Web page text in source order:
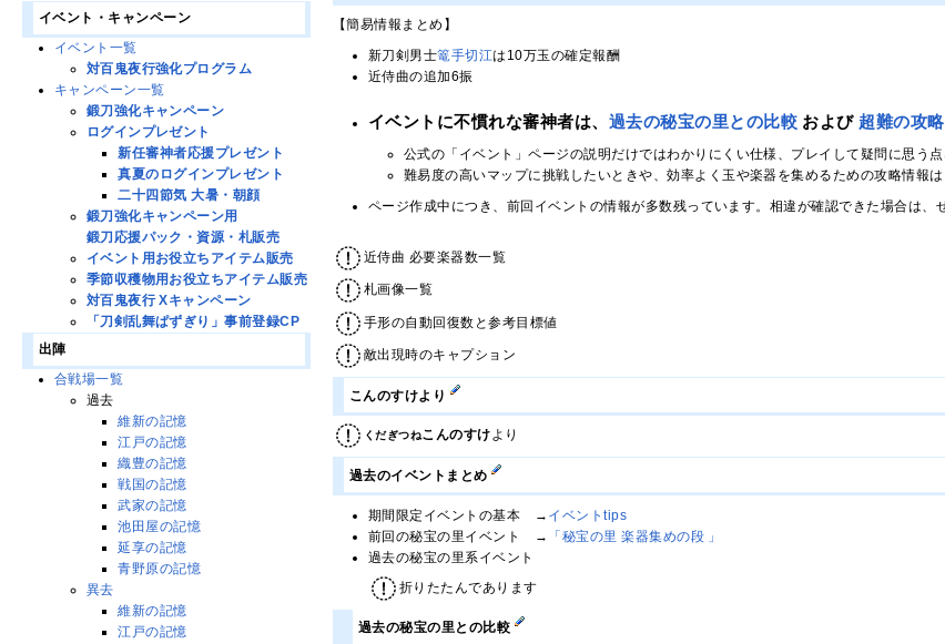
【簡易情報まとめ】
新刀剣男士篭手切江は10万玉の確定報酬
近侍曲の追加6振
イベントに不慣れな審神者は、 過去の秘宝の里との比較 および 超難の攻
公式の「イベント」ページの説明だけではわかりにくい仕様、プレイして疑問に思う
難易度の高いマップに挑戦したいときや、効率よく玉や楽器を集めるための攻略情報は
ページ作成中につき、前回イベントの情報が多数残っています。相違が確認できた場合は、
近侍曲 必要楽器数一覧
札画像一覧
手形の自動回復数と参考目標値
敵出現時のキャプション
こんのすけより
くだぎつねこんのすけより
過去のイベントまとめ
期間限定イベントの基本 → イベントtips
前回の秘宝の里イベント →
「秘宝の里 楽器集めの段 」
過去の秘宝の里系イベント
折りたたんであります
過去の秘宝の里との比較
イベント・キャンペーン
イベント一覧
対百鬼夜行強化プログラム
キャンペーン一覧
鍛刀強化キャンペーン
ログインプレゼント
新任審神者応援プレゼント
真夏のログインプレゼント
二十四節気 大暑・朝顔
鍛刀強化キャンペーン用
鍛刀応援パック・資源・札販売
イベント用お役立ちアイテム販売
季節収穫物用お役立ちアイテム販売
対百鬼夜行 Xキャンペーン
「刀剣乱舞ぱずぎり」事前登録CP
出陣
合戦場一覧
過去
維新の記憶
江戸の記憶
織豊の記憶
戦国の記憶
武家の記憶
池田屋の記憶
延享の記憶
青野原の記憶
異去
維新の記憶
江戸の記憶